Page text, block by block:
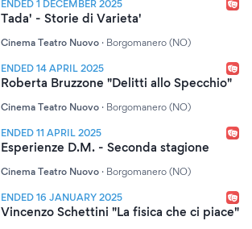
ENDED 1 DECEMBER 2025
Tada' - Storie di Varieta'
Cinema Teatro Nuovo · Borgomanero (NO)
ENDED 14 APRIL 2025
Roberta Bruzzone "Delitti allo Specchio"
Cinema Teatro Nuovo · Borgomanero (NO)
ENDED 11 APRIL 2025
Esperienze D.M. - Seconda stagione
Cinema Teatro Nuovo · Borgomanero (NO)
ENDED 16 JANUARY 2025
Vincenzo Schettini "La fisica che ci piace"